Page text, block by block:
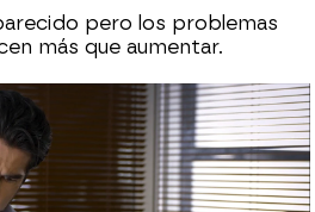
pero los problemas
más que aumentar.